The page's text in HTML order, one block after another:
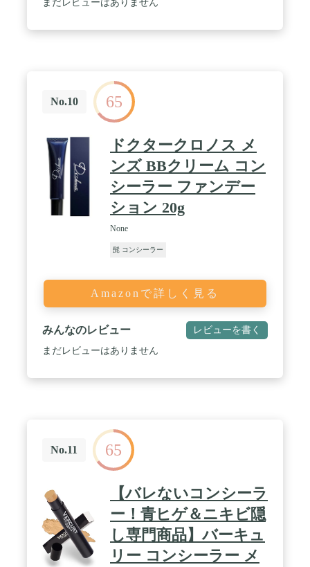
まだレビューはありません
No.10 65
ドクタークロノス メ
ンズ BBクリーム コン
シーラー ファンデー
ション 20g
None
髭 コンシーラー
Amazonで詳しく見る
みんなのレビュー レビューを書く
まだレビューはありません
No.11 65
【バレないコンシーラ
ー！青ヒゲ＆ニキビ隠
し専門商品】バーキュ
リー コンシーラー メ